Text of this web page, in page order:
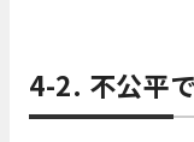
4-2. 不公平